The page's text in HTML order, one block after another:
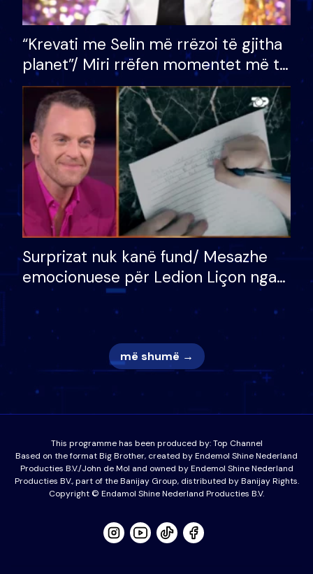
“Krevati me Selin më rrëzoi të gjitha
planet”/ Miri rrëfen momentet më të
bukura në shtëpinë e BB VIP: Do më
mungojë zilja e mëngjesit kur…
Surprizat nuk kanë fund/ Mesazhe
emocionuese për Ledion Liçon nga
nëna dhe fëmijët e tij, moderatori
nuk i mban dot lotët: Nuk meritoj…
më shumë →
This programme has been produced by:Top Channel
Based on the format Big Brother, created by Endemol Shine Nederland
Producties B.V./John de Mol and owned by Endemol Shine Nederland
Producties BV., part of the Banijay Group, distributed by Banijay Rights.
Copyright © Endamol Shine Nederland Producties B.V.